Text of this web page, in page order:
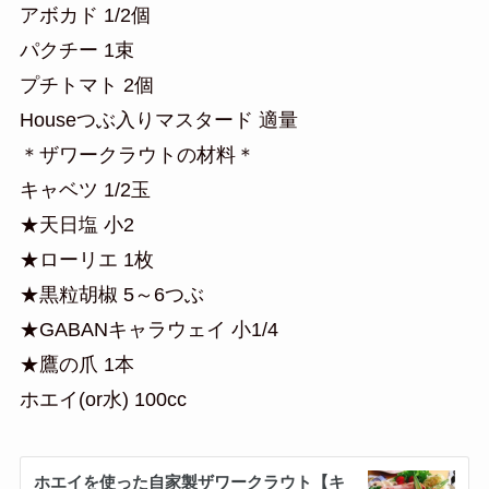
アボカド 1/2個
パクチー 1束
プチトマト 2個
Houseつぶ入りマスタード 適量
＊ザワークラウトの材料＊
キャベツ 1/2玉
★天日塩 小2
★ローリエ 1枚
★黒粒胡椒 5～6つぶ
★GABANキャラウェイ 小1/4
★鷹の爪 1本
ホエイ(or水) 100cc